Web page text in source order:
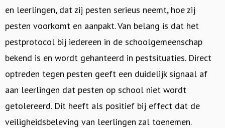
en leerlingen, dat zij pesten serieus neemt, hoe zij
pesten voorkomt en aanpakt. Van belang is dat het
pestprotocol bij iedereen in de schoolgemeenschap
bekend is en wordt gehanteerd in pestsituaties. Direct
optreden tegen pesten geeft een duidelijk signaal af
aan leerlingen dat pesten op school niet wordt
getolereerd. Dit heeft als positief bij effect dat de
veiligheidsbeleving van leerlingen zal toenemen.